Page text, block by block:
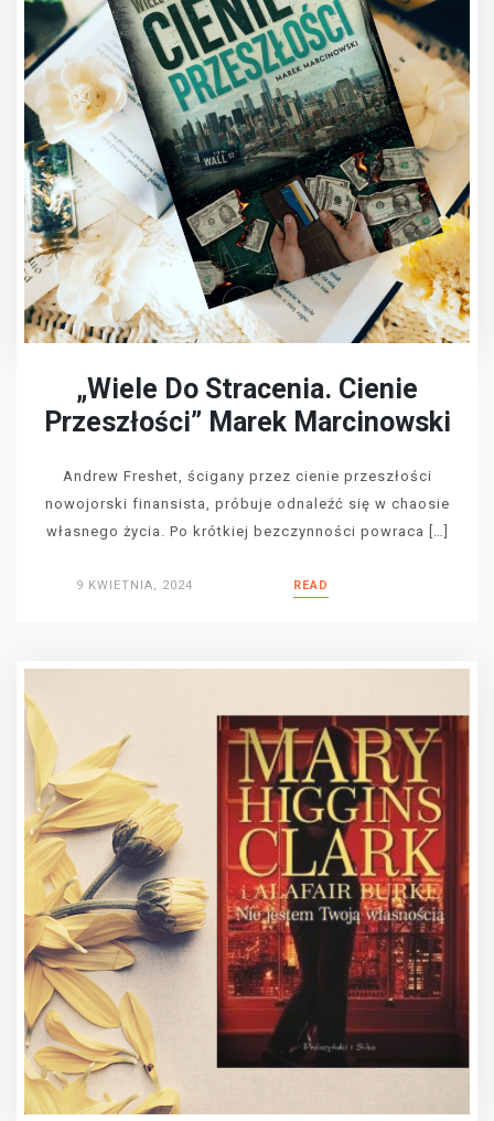
„Wiele Do Stracenia. Cienie
Przeszłości” Marek Marcinowski
Andrew Freshet, ścigany przez cienie przeszłości
nowojorski finansista, próbuje odnaleźć się w chaosie
własnego życia. Po krótkiej bezczynności powraca […]
9 KWIETNIA, 2024 READ